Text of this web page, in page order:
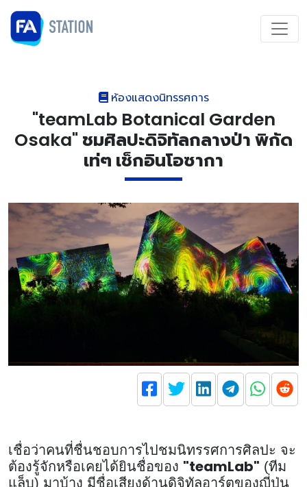
ห้องแสดงนิทรรศการ
"teamLab Botanical Garden
Osaka" ชมศิลปะดิจิทัลกลางป่า พิกัด
เท่ๆ เช็กอินโอซากา
เชื่อว่าคนที่ชื่นชอบการไปชมนิทรรศการศิลปะ จะ
ต้องรู้จักหรือเคยได้ยินชื่อของ "teamLab" (ทีม
แล็บ) มาบ้าง มีชื่อเสียงด้านดิจิทัลอาร์ตของญี่ปุ่น